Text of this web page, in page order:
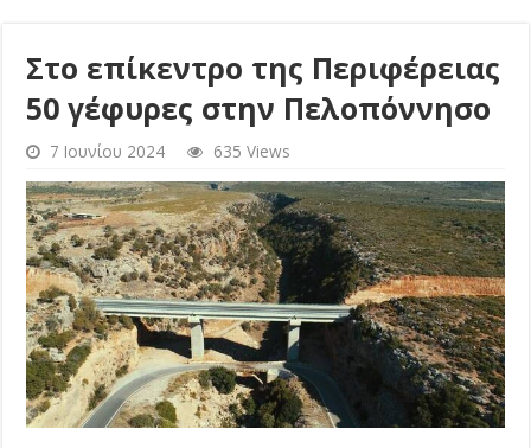
Στο επίκεντρο της Περιφέρειας
50 γέφυρες στην Πελοπόννησο
7 Ιουνίου 2024 635 Views